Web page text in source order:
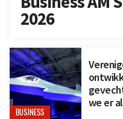
2026
BUSINESS
we er